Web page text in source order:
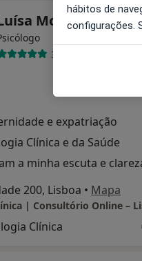
Moura
3 opiniões
e expatriação
Clínica e da Saúde
a minha escuta e
200, Lisboa • Mapa
Clínica
hábitos de
configurações.